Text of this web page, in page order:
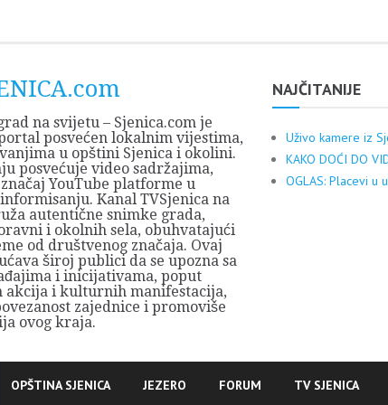
na svijetu – Sjenica.com je
posvećen lokalnim vijestima,
u opštini Sjenica i okolini.
posvećuje video sadržajima,
YouTube platforme u
Kanal TVSjenica na
autentične snimke grada,
i okolnih sela, obuhvatajući
od društvenog značaja. Ovaj
široj publici da se upozna sa
i inicijativama, poput
akcija i kulturnih manifestacija,
zajednice i promoviše
ovog kraja.
NAJČITANIJE
Uživo kamere iz
KAKO DOĆI DO
OGLAS: Placevi u
OPŠTINA SJENICA JEZERO FORUM TV SJENICA